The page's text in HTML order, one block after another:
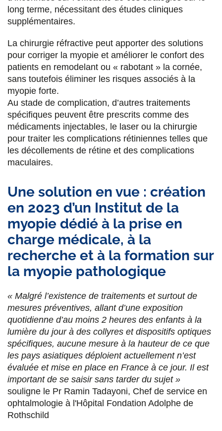
long terme, nécessitant des études cliniques
supplémentaires.
La chirurgie réfractive peut apporter des solutions
pour corriger la myopie et améliorer le confort des
patients en remodelant ou « rabotant » la cornée,
sans toutefois éliminer les risques associés à la
myopie forte.
Au stade de complication, d’autres traitements
spécifiques peuvent être prescrits comme des
médicaments injectables, le laser ou la chirurgie
pour traiter les complications rétiniennes telles que
les décollements de rétine et des complications
maculaires.
Une solution en vue : création
en 2023 d’un Institut de la
myopie dédié à la prise en
charge médicale, à la
recherche et à la formation sur
la myopie pathologique
« Malgré l’existence de traitements et surtout de
mesures préventives, allant d’une exposition
quotidienne d’au moins 2 heures des enfants à la
lumière du jour à des collyres et dispositifs optiques
spécifiques, aucune mesure à la hauteur de ce que
les pays asiatiques déploient actuellement n’est
évaluée et mise en place en France à ce jour. Il est
important de se saisir sans tarder du sujet »
souligne le Pr Ramin Tadayoni, Chef de service en
ophtalmologie à l'Hôpital Fondation Adolphe de
Rothschild